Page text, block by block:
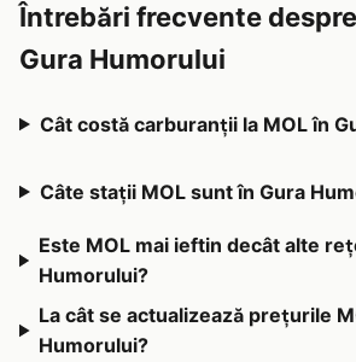
Întrebări frecvente
Gura Humorului
Cât costă carburanții la MOL în
Câte stații MOL sunt în Gura
Este MOL mai ieftin decât alte
Humorului?
La cât se actualizează prețurile
Humorului?